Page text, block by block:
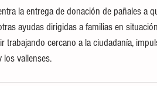
la entrega de donación de pañales a
ayudas dirigidas a familias en
cercano a la ciudadanía,
los vallenses.